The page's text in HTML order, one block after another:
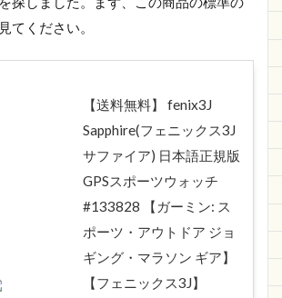
てください。
【送料無料】 fenix3J
Sapphire(フェニックス3J
サファイア) 日本語正規版
GPSスポーツウォッチ
#133828 【ガーミン: ス
ポーツ・アウトドア ジョ
ギング・マラソン ギア】
【フェニックス3J】